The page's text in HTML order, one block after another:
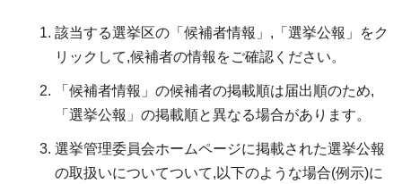
該当する選挙区の「候補者情報」,「選挙公報」をク
リックして,候補者の情報をご確認ください。
「候補者情報」の候補者の掲載順は届出順のため,
「選挙公報」の掲載順と異なる場合があります。
選挙管理委員会ホームページに掲載された選挙公報
の取扱いについてついて,以下のような場合(例示)に